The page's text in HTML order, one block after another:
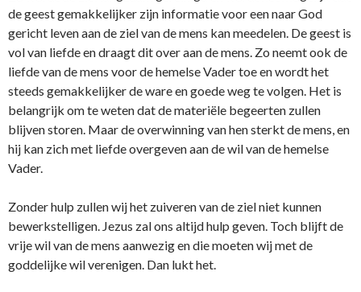
de geest gemakkelijker zijn informatie voor een naar God
gericht leven aan de ziel van de mens kan meedelen. De geest is
vol van liefde en draagt dit over aan de mens. Zo neemt ook de
liefde van de mens voor de hemelse Vader toe en wordt het
steeds gemakkelijker de ware en goede weg te volgen. Het is
belangrijk om te weten dat de materiële begeerten zullen
blijven storen. Maar de overwinning van hen sterkt de mens, en
hij kan zich met liefde overgeven aan de wil van de hemelse
Vader.
Zonder hulp zullen wij het zuiveren van de ziel niet kunnen
bewerkstelligen. Jezus zal ons altijd hulp geven. Toch blijft de
vrije wil van de mens aanwezig en die moeten wij met de
goddelijke wil verenigen. Dan lukt het.